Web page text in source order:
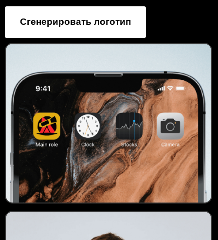
Сгенерировать логотип